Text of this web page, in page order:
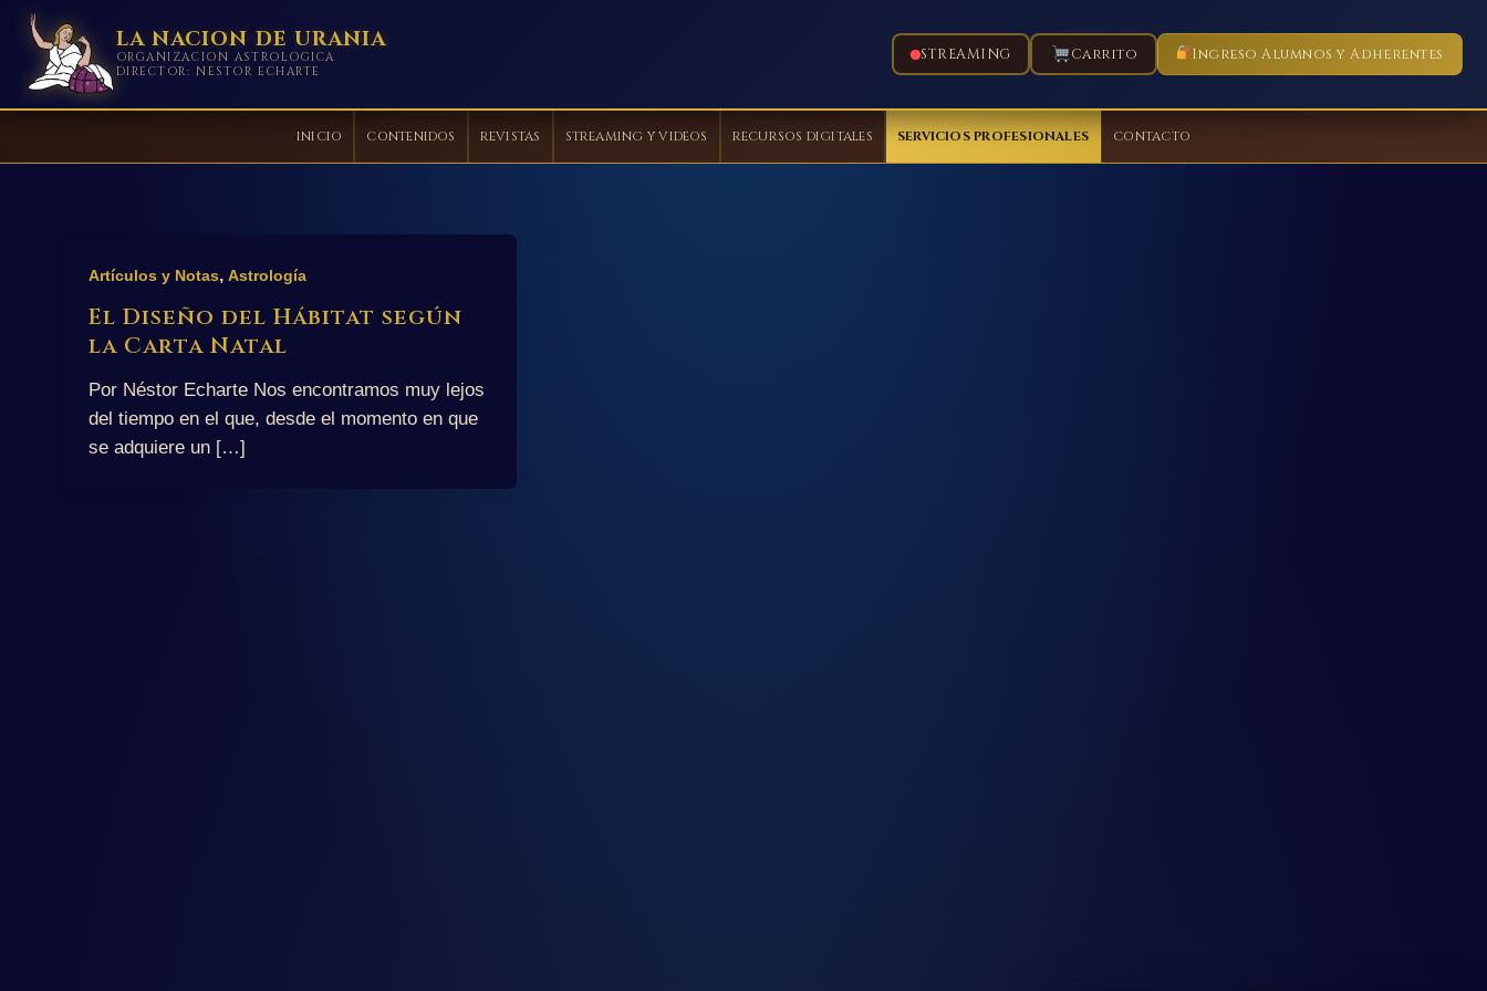
LA NACION DE URANIA
ORGANIZACION ASTROLOGICA
DIRECTOR: NESTOR ECHARTE
STREAMING Carrito Ingreso Alumnos y Adherentes
INICIO CONTENIDOS REVISTAS STREAMING Y VIDEOS RECURSOS DIGITALES SERVICIOS PROFESIONALES CONTACTO
Artículos y Notas, Astrología
El Diseño del Hábitat según
la Carta Natal
Por Néstor Echarte Nos encontramos muy lejos
del tiempo en el que, desde el momento en que
se adquiere un […]